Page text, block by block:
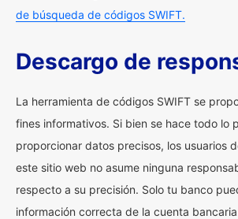
de búsqueda de códigos SWIFT.
Descargo de
La herramienta de códigos SWIFT se
fines informativos. Si bien se hace todo lo
proporcionar datos precisos, los usuarios
este sitio web no asume ninguna
respecto a su precisión. Solo tu banco
información correcta de la cuenta